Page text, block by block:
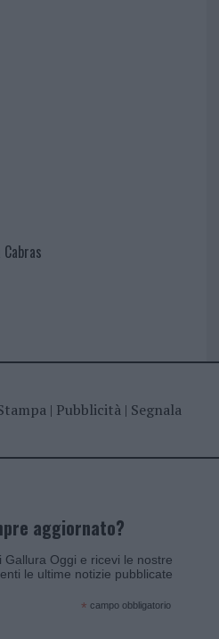
| Pubblicità| Segnala
aggiornato?
Gallura Oggi e ricevi le nostre
le ultime notizie pubblicate
* campo obbligatorio